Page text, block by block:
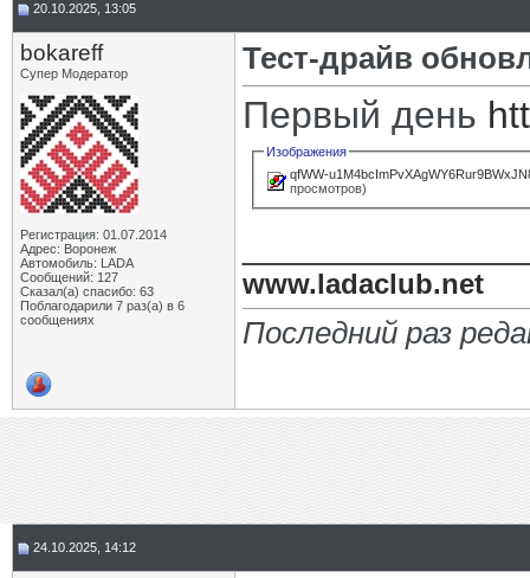
20.10.2025, 13:05
bokareff
Супер Модератор
Регистрация: 01.07.2014
Адрес: Воронеж
Автомобиль: LADA
Сообщений: 127
Сказал(а) спасибо: 63
Поблагодарили 7 раз(а) в 6
сообщениях
Тест-драйв
Первый день
Изображения
qfWW-
просмотров)
www.ladaclub.net
Последний раз
24.10.2025, 14:12